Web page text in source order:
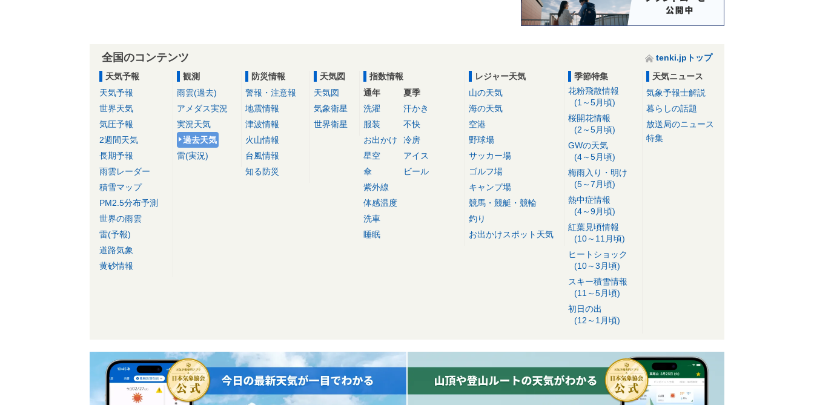
全国のコンテンツ
tenki.jpトップ
天気予報
天気予報
世界天気
気圧予報
2週間天気
長期予報
雨雲レーダー
積雪マップ
PM2.5分布予測
世界の雨雲
雷(予報)
道路気象
黄砂情報
観測
雨雲(過去)
アメダス実況
実況天気
過去天気
雷(実況)
防災情報
警報・注意報
地震情報
津波情報
火山情報
台風情報
知る防災
天気図
天気図
気象衛星
世界衛星
指数情報
通年
洗濯
服装
お出かけ
星空
傘
紫外線
体感温度
洗車
睡眠
夏季
汗かき
不快
冷房
アイス
ビール
レジャー天気
山の天気
海の天気
空港
野球場
サッカー場
ゴルフ場
キャンプ場
競馬・競艇・競輪
釣り
お出かけスポット天気
季節特集
花粉飛散情報
(1～5月頃)
桜開花情報
(2～5月頃)
GWの天気
(4～5月頃)
梅雨入り・明け
(5～7月頃)
熱中症情報
(4～9月頃)
紅葉見頃情報
(10～11月頃)
ヒートショック
(10～3月頃)
スキー積雪情報
(11～5月頃)
初日の出
(12～1月頃)
天気ニュース
気象予報士解説
暮らしの話題
放送局のニュース
特集